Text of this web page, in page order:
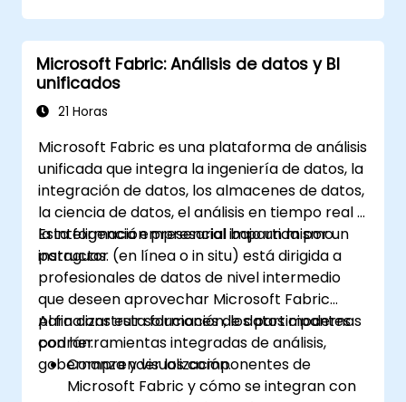
Sheets para un trabajo en equipo fluido.
Crear plantillas reutilizables para
informes, seguimiento y gestión de
proyectos.
Microsoft Fabric: Análisis de datos y BI
unificados
21 Horas
Microsoft Fabric es una plataforma de análisis
unificada que integra la ingeniería de datos, la
integración de datos, los almacenes de datos,
la ciencia de datos, el análisis en tiempo real y
la inteligencia empresarial bajo un mismo
paraguas.
Esta formación presencial impartida por un
instructor (en línea o in situ) está dirigida a
profesionales de datos de nivel intermedio
que deseen aprovechar Microsoft Fabric
para construir soluciones de datos modernas
con herramientas integradas de análisis,
gobernanza y visualización.
Al finalizar esta formación, los participantes
podrán:
Comprender los componentes de
Microsoft Fabric y cómo se integran con